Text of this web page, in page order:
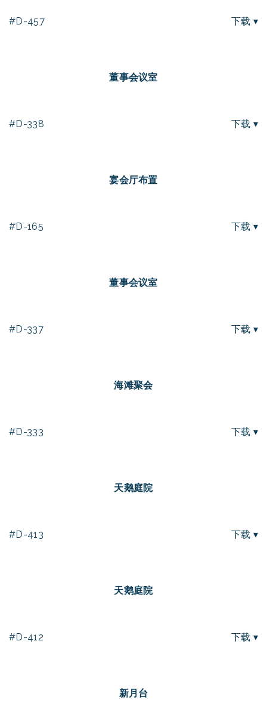
#D-457 下载 ▾
董事会议室
#D-338 下载 ▾
宴会厅布置
#D-165 下载 ▾
董事会议室
#D-337 下载 ▾
海滩聚会
#D-333 下载 ▾
天鹅庭院
#D-413 下载 ▾
天鹅庭院
#D-412 下载 ▾
新月台